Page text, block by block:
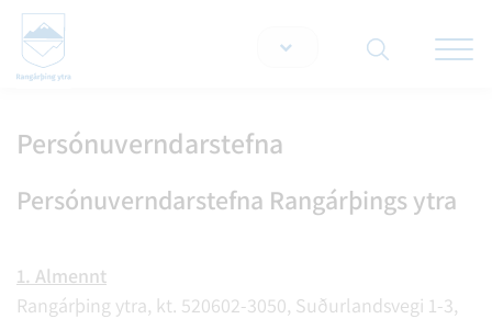
Persónuverndarstefna
Persónuverndarstefna Rangárþings ytra
1. Almennt
Rangárþing ytra, kt. 520602-3050, Suðurlandsvegi 1-3,
Leita á vef